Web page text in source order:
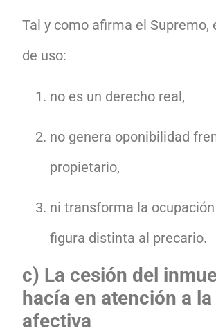
Tal y como afirma el Supremo,
de uso:
no es un derecho real,
no genera oponibilidad
propietario,
ni transforma la
figura distinta al precario.
c) La cesión del
hacía en atención a
afectiva